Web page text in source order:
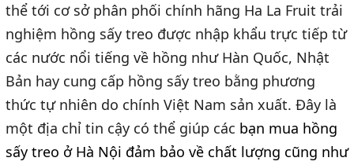
thể tới cơ sở phân phối chính hãng Ha La Fruit trải
nghiệm hồng sấy treo được nhập khẩu trực tiếp từ
các nước nổi tiếng về hồng như Hàn Quốc, Nhật
Bản hay cung cấp hồng sấy treo bằng phương
thức tự nhiên do chính Việt Nam sản xuất. Đây là
một địa chỉ tin cậy có thể giúp các bạn mua hồng
sấy treo ở Hà Nội đảm bảo về chất lượng cũng như